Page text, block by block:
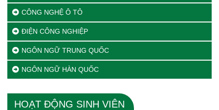
CÔNG NGHỆ Ô TÔ
ĐIỆN CÔNG NGHIỆP
NGÔN NGỮ TRUNG QUỐC
NGÔN NGỮ HÀN QUỐC
HOẠT ĐỘNG SINH VIÊN